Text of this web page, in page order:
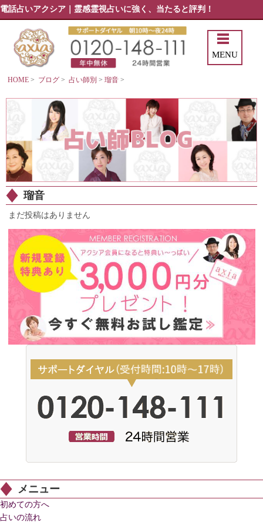
電話占いアクシア｜霊感霊視占いに強く、当たると評判！
MENU
HOME > ブログ > 占い師別 > 瑠音 >
瑠音
まだ投稿はありません
メニュー
初めての方へ
占いの流れ